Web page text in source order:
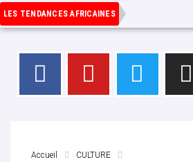
LES TENDANCES AFRICAINES
Accueil
CULTURE